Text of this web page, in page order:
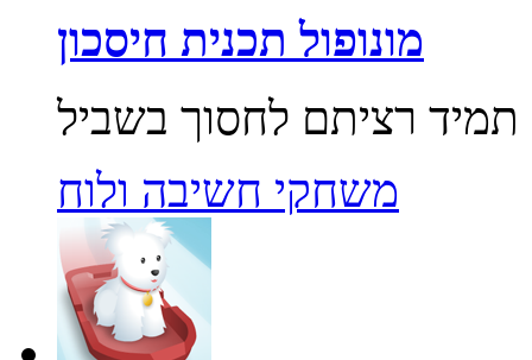
מונופול תכנית חיסכון
משחקי חשיבה ולוח